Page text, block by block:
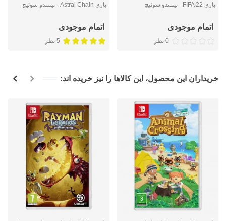
بازی FIFA 22 - نینتندو سوئيچ
اتمام موجودی
0 نظر
بازی Astral Chain - نینتندو سوئیچ
اتمام موجودی
5 نظر
خریداران این محصول، این کالاها را نیز خریده اند: